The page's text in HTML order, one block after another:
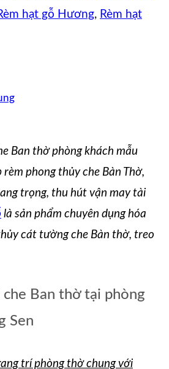
hạt gỗ Hương, Rèm hạt
Ban thờ phòng khách mẫu
rèm phong thủy che Bàn Thờ,
trọng, thu hút vận may tài
là sản phẩm chuyên dụng hóa
cát tường che Bàn thờ, treo
che Ban thờ tại phòng
Sen
trí phòng thờ chung với